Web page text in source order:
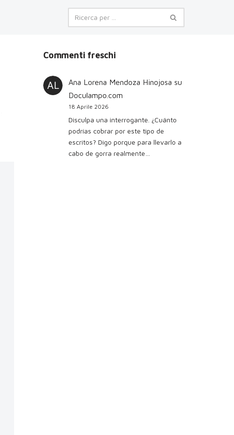
Commenti freschi
Ana Lorena Mendoza Hinojosa su
Doculampo.com
18 Aprile 2026
Disculpa una interrogante. ¿Cuánto
podrías cobrar por este tipo de
escritos? Digo porque para llevarlo a
cabo de gorra realmente…